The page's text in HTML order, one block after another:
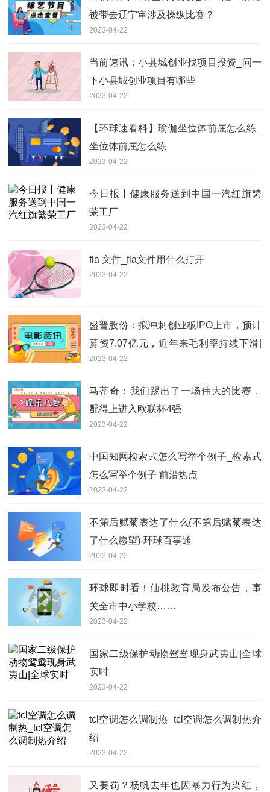
被带去辽宁审涉及操纵比赛？
2023-04-22
当前速讯：小县城创业找项目投资_问一
下小县城创业项目有哪些
2023-04-22
【环球速看料】瑜伽坐位体前屈怎么练_
坐位体前屈怎么练
2023-04-22
今日报丨健康服务送到中国一汽红旗繁
荣工厂
2023-04-22
fla 文件_fla文件用什么打开
2023-04-22
盛普股份：拟冲刺创业板IPO上市，预计
募资7.07亿元，近年来毛利率持续下滑|
全球滚动
2023-04-22
马蒂奇：我们踢出了一场伟大的比赛，
配得上进入欧联杯4强
2023-04-22
中国知网检索式怎么写举个例子_检索式
怎么写举个例子 前沿热点
2023-04-22
不第后赋菊表达了什么(不第后赋菊表达
了什么愿望)-环球百事通
2023-04-22
环球即时看！仙桃教育局发布公告，事
关全市中小学校……
2023-04-22
国家二级保护动物鸳鸯现身武夷山|全球
实时
2023-04-22
tcl空调怎么调制热_tcl空调怎么调制热介
绍
2023-04-22
又要罚？杨帆去年也因暴力行为染红，